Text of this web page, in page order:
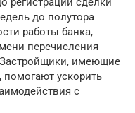
до полутора
работы банка,
перечисления
имеющие
ускорить
с